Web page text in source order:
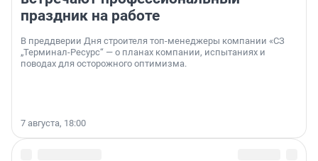
праздник на работе
В преддверии Дня строителя топ-менеджеры компании «СЗ
„Терминал-Ресурс“ — о планах компании, испытаниях и
поводах для осторожного оптимизма.
7 августа, 18:00